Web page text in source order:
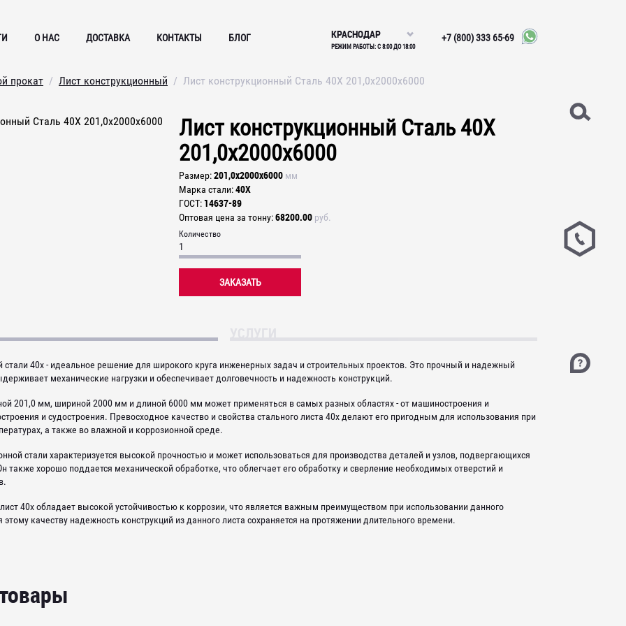
О НАС ДОСТАВКА КОНТАКТЫ БЛОГ КРАСНОДАР
РЕЖИМ РАБОТЫ: С 8:00 ДО 18:00
+7 (800) 333 65-69
прокат Лист конструкционный Лист конструкционный Сталь 40Х 201,0х2000х6000
Лист конструкционный Сталь 40Х
201,0х2000х6000
Размер 201,0х2000х6000 мм
Марка стали 40Х
ГОСТ 14637-89
Оптовая цена за тонну 68200.00 руб.
Количество
ЗАКАЗАТЬ
стали 40х - идеальное решение для широкого круга инженерных задач и строительных проектов. Это прочный и надежный
механические нагрузки и обеспечивает долговечность и надежность конструкций.
201,0 мм, шириной 2000 мм и длиной 6000 мм может применяться в самых разных областях - от машиностроения и
и судостроения. Превосходное качество и свойства стального листа 40х делают его пригодным для использования при
а также во влажной и коррозионной среде.
стали характеризуется высокой прочностью и может использоваться для производства деталей и узлов, подвергающихся
также хорошо поддается механической обработке, что облегчает его обработку и сверление необходимых отверстий и
40х обладает высокой устойчивостью к коррозии, что является важным преимуществом при использовании данного
качеству надежность конструкций из данного листа сохраняется на протяжении длительного времени.